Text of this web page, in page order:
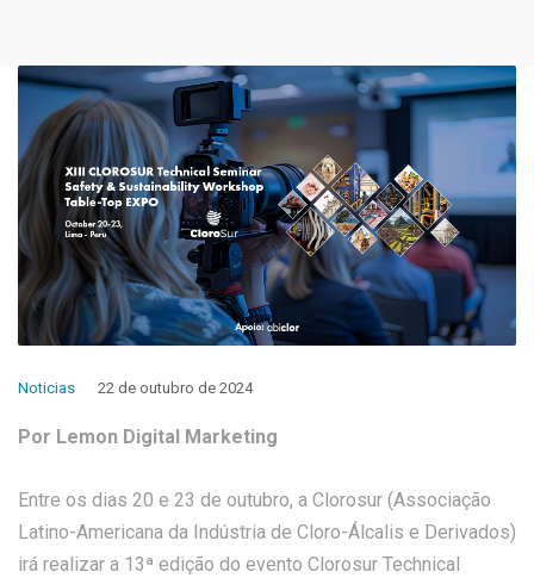
Noticias 22 de outubro de 2024
Por Lemon Digital Marketing
Entre os dias 20 e 23 de outubro, a Clorosur (Associação
Latino-Americana da Indústria de Cloro-Álcalis e Derivados)
irá realizar a 13ª edição do evento Clorosur Technical